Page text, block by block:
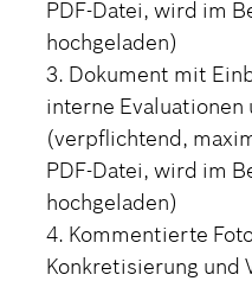
PDF-Datei, wird im
hochgeladen)
Dokument mit
interne Evaluationen
(verpflichtend,
PDF-Datei, wird im
hochgeladen)
Kommentierte
Konkretisierung und